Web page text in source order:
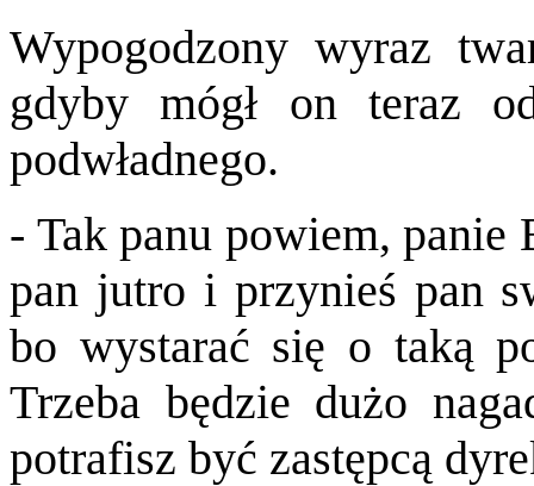
Wypogodzony wyraz
gdyby mógł on teraz
podwładnego.
- Tak panu powiem, panie
pan jutro i przynieś pan
bo wystarać się o taką
Trzeba będzie dużo
potrafisz być zastępcą